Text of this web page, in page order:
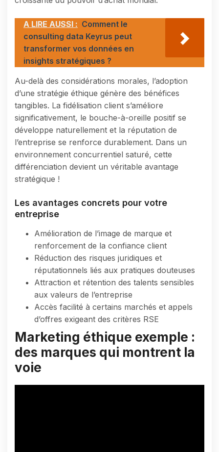
A LIRE AUSSI : Comment le
consulting data Keyrus peut
transformer vos données en
insights stratégiques ?
Au-delà des considérations morales, l’adoption
d’une stratégie éthique génère des bénéfices
tangibles. La fidélisation client s’améliore
significativement, le bouche-à-oreille positif se
développe naturellement et la réputation de
l’entreprise se renforce durablement. Dans un
environnement concurrentiel saturé, cette
différenciation devient un véritable avantage
stratégique !
Les avantages concrets pour votre
entreprise
Amélioration de l’image de marque et
renforcement de la confiance client
Réduction des risques juridiques et
réputationnels liés aux pratiques douteuses
Attraction et rétention des talents sensibles
aux valeurs de l’entreprise
Accès facilité à certains marchés et appels
d’offres exigeant des critères RSE
Marketing éthique exemple :
des marques qui montrent la
voie